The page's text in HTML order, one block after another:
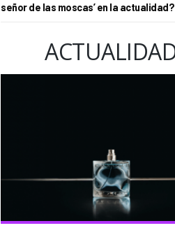
señor de las moscas’ en la actualidad?